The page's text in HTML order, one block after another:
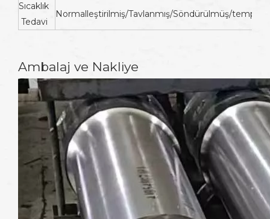
Sıcaklık
Tedavi
Normalleştirilmiş/Tavlanmış/Söndürülmüş/
Ambalaj ve Nakliye